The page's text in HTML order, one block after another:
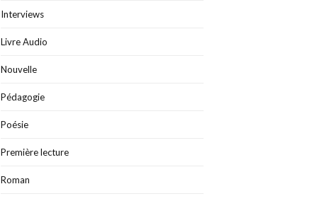
Interviews
Livre Audio
Nouvelle
Pédagogie
Poésie
Première lecture
Roman